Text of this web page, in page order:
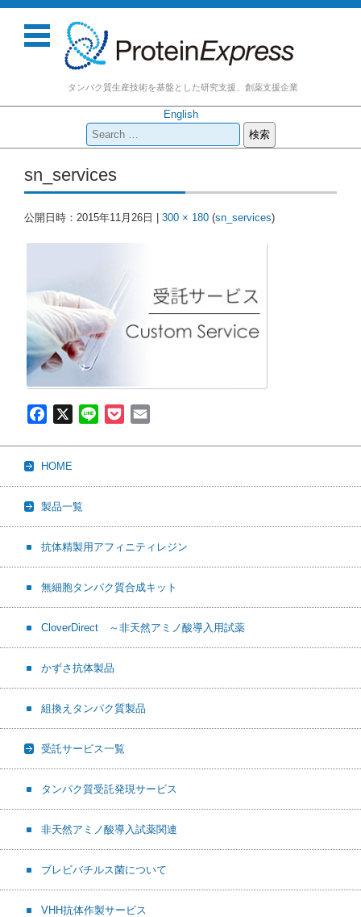
タンパク質生産技術を基盤とした研究支援、創薬支援企業
English
検
索:
コンテンツに移動
sn_services
公開日時： 2015年11月26日 300 × 180 (sn_services)
e
b
o
o
k
e
l
HOME
製品一覧
抗体精製用アフィニティレジン
無細胞タンパク質合成キット
CloverDirect ～非天然アミノ酸導入用試薬
かずさ抗体製品
組換えタンパク質製品
受託サービス一覧
タンパク質受託発現サービス
非天然アミノ酸導入試薬関連
ブレビバチルス菌について
VHH抗体作製サービス